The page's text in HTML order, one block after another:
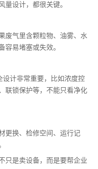
量设计，都很关键。
废气里含颗粒物、油雾、水
容易堵塞或失效。
计非常重要，比如浓度控
联锁保护等，不能只看净化
更换、检修空间、运行记
只是卖设备，而是要帮企业